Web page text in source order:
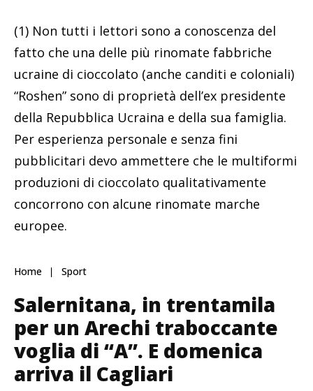
(1) Non tutti i lettori sono a conoscenza del
fatto che una delle più rinomate fabbriche
ucraine di cioccolato (anche canditi e coloniali)
“Roshen” sono di proprietà dell’ex presidente
della Repubblica Ucraina e della sua famiglia.
Per esperienza personale e senza fini
pubblicitari devo ammettere che le multiformi
produzioni di cioccolato qualitativamente
concorrono con alcune rinomate marche
europee.
Home Sport
Salernitana, in trentamila
per un Arechi traboccante
voglia di “A”. E domenica
arriva il Cagliari